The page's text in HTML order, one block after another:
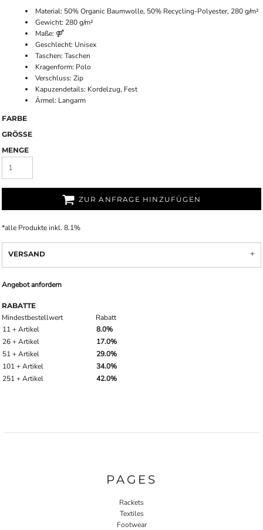
Material: 50% Organic Baumwolle, 50% Recycling-Polyester, 280 g/m²
Gewicht: 280 g/m²
Maße: ⚤
Geschlecht: Unisex
Taschen: Taschen
Kragenform: Polo
Verschluss: Zip
Kapuzendetails: Kordelzug, Fest
Ärmel: Langarm
FARBE
GRÖSSE
MENGE
ZUR ANFRAGE HINZUFÜGEN
*alle Produkte inkl. 8.1%
VERSAND
Angebot anfordern
RABATTE
Mindestbestellwert
Rabatt
11 + Artikel
8.0%
26 + Artikel
17.0%
51 + Artikel
29.0%
101 + Artikel
34.0%
251 + Artikel
42.0%
PAGES
Rackets
Textiles
Footwear